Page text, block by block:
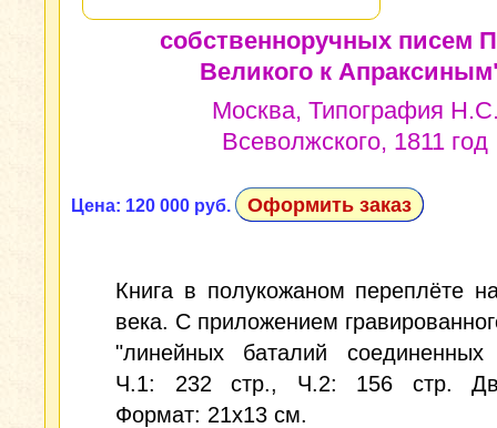
собственноручных писем
Великого к
Москва, Типография
Всеволжского, 1811 год
Цена: 120 000 руб. Оформить заказ
Книга в полукожаном переплёте
века. С приложением
"линейных баталий
Ч.1: 232 стр., Ч.2: 156 стр.
Формат: 21x13 см.